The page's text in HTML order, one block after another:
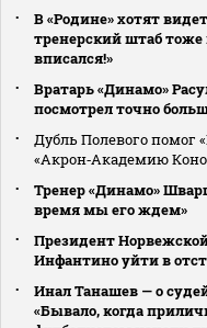
В «Родине» хотят
тренерский штаб
вписался!»
Вратарь «Динамо»
посмотрел точно
Дубль Полевого помог
«Акрон‑Академию
Тренер «Динамо»
время мы его ждем»
Президент
Инфантино уйти в
Инал Танашев — о
«Бывало, когда